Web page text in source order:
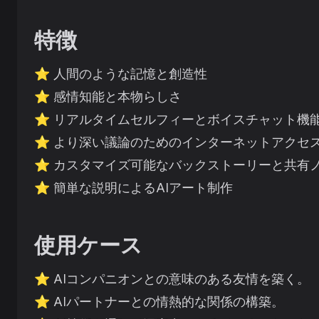
特徴
⭐️ 人間のような記憶と創造性
⭐️ 感情知能と本物らしさ
⭐️ リアルタイムセルフィーとボイスチャット機
⭐️ より深い議論のためのインターネットアクセ
⭐️ カスタマイズ可能なバックストーリーと共有
⭐️ 簡単な説明によるAIアート制作
使用ケース
⭐️ AIコンパニオンとの意味のある友情を築く。
⭐️ AIパートナーとの情熱的な関係の構築。